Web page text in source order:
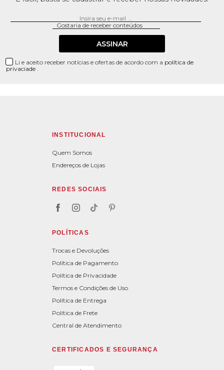
ASSINAR
Li e aceito receber notícias e ofertas de acordo com a política de
privaciade .
INSTITUCIONAL
Quem Somos
Endereços de Lojas
REDES SOCIAIS
POLÍTICAS
Trocas e Devoluções
Política de Pagamento
Política de Privacidade
Termos e Condições de Uso
Política de Entrega
Política de Frete
Central de Atendimento
CERTIFICADOS E SEGURANÇA